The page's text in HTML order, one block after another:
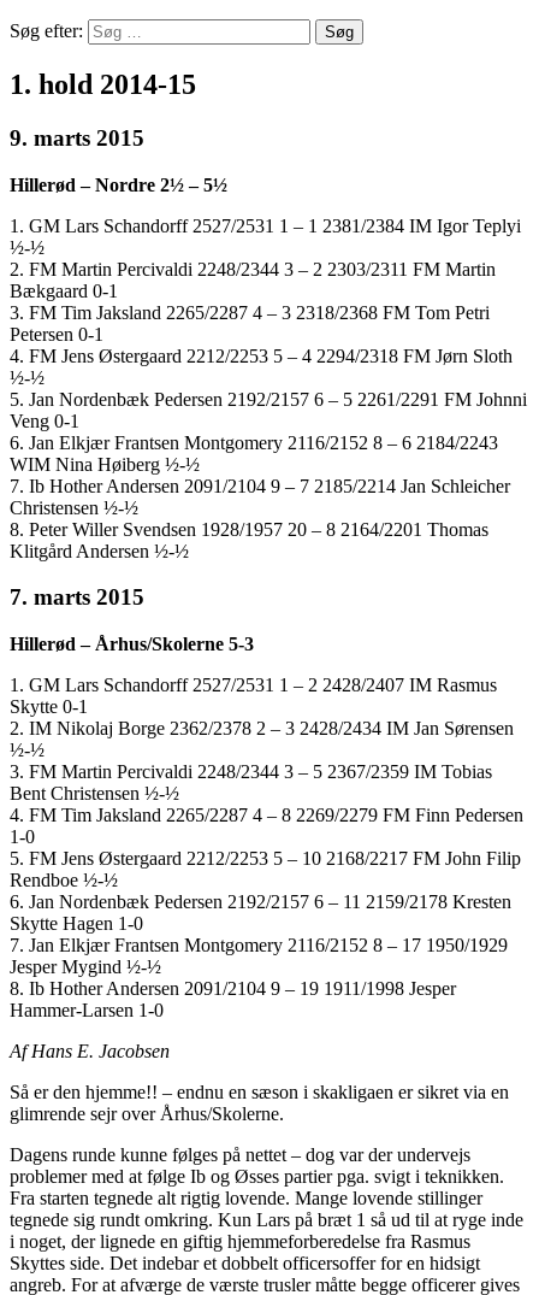
Søg efter:
1. hold 2014-15
9. marts 2015
Hillerød – Nordre 2½ – 5½
1. GM Lars Schandorff 2527/2531 1 – 1 2381/2384 IM Igor Teplyi
½-½
2. FM Martin Percivaldi 2248/2344 3 – 2 2303/2311 FM Martin
Bækgaard 0-1
3. FM Tim Jaksland 2265/2287 4 – 3 2318/2368 FM Tom Petri
Petersen 0-1
4. FM Jens Østergaard 2212/2253 5 – 4 2294/2318 FM Jørn Sloth
½-½
5. Jan Nordenbæk Pedersen 2192/2157 6 – 5 2261/2291 FM Johnni
Veng 0-1
6. Jan Elkjær Frantsen Montgomery 2116/2152 8 – 6 2184/2243
WIM Nina Høiberg ½-½
7. Ib Hother Andersen 2091/2104 9 – 7 2185/2214 Jan Schleicher
Christensen ½-½
8. Peter Willer Svendsen 1928/1957 20 – 8 2164/2201 Thomas
Klitgård Andersen ½-½
7. marts 2015
Hillerød – Århus/Skolerne 5-3
1. GM Lars Schandorff 2527/2531 1 – 2 2428/2407 IM Rasmus
Skytte 0-1
2. IM Nikolaj Borge 2362/2378 2 – 3 2428/2434 IM Jan Sørensen
½-½
3. FM Martin Percivaldi 2248/2344 3 – 5 2367/2359 IM Tobias
Bent Christensen ½-½
4. FM Tim Jaksland 2265/2287 4 – 8 2269/2279 FM Finn Pedersen
1-0
5. FM Jens Østergaard 2212/2253 5 – 10 2168/2217 FM John Filip
Rendboe ½-½
6. Jan Nordenbæk Pedersen 2192/2157 6 – 11 2159/2178 Kresten
Skytte Hagen 1-0
7. Jan Elkjær Frantsen Montgomery 2116/2152 8 – 17 1950/1929
Jesper Mygind ½-½
8. Ib Hother Andersen 2091/2104 9 – 19 1911/1998 Jesper
Hammer-Larsen 1-0
Af Hans E. Jacobsen
Så er den hjemme!! – endnu en sæson i skakligaen er sikret via en
glimrende sejr over Århus/Skolerne.
Dagens runde kunne følges på nettet – dog var der undervejs
problemer med at følge Ib og Øsses partier pga. svigt i teknikken.
Fra starten tegnede alt rigtig lovende. Mange lovende stillinger
tegnede sig rundt omkring. Kun Lars på bræt 1 så ud til at ryge inde
i noget, der lignede en giftig hjemmeforberedelse fra Rasmus
Skyttes side. Det indebar et dobbelt officersoffer for en hidsigt
angreb. For at afværge de værste trusler måtte begge officerer gives